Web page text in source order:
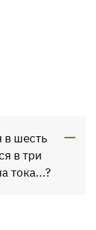
в шесть
в три
тока...?